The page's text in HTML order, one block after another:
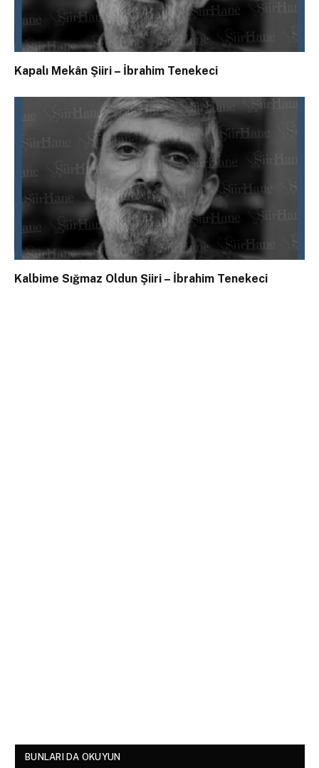
Kapalı Mekân Şiiri – İbrahim Tenekeci
Kalbime Sığmaz Oldun Şiiri – İbrahim Tenekeci
BUNLARI DA OKUYUN